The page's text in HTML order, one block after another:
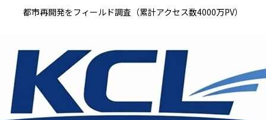
都市再開発をフィールド調査（累計アクセス数4000万PV）